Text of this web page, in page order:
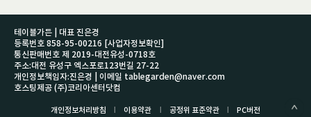
테이블가든 | 대표 진은경
등록번호 858-95-00216 [사업자정보확인]
통신판매번호 제 2019-대전유성-0718호
주소:대전 유성구 엑스포로123번길 27-22
개인정보책임자:진은경 | 이메일 tablegarden@naver.com
호스팅제공 (주)코리아센터닷컴
개인정보처리방침 l 이용약관 l 공정위 표준약관 l PC버전